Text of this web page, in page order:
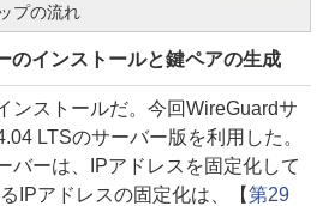
プの流れ
のインストールと鍵ペアの生成
ストールだ。今回WireGuardサ
LTSのサーバー版を利用した。
バーは、IPアドレスを固定化して
IPアドレスの固定化は、【第29